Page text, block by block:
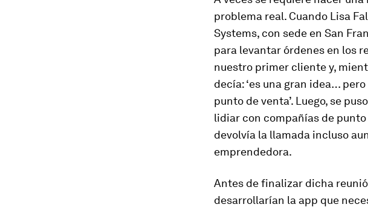
problema real. Cuando Lisa
Systems, con sede en San
para levantar órdenes en los
nuestro primer cliente y,
decía: ‘es una gran idea…
punto de venta’. Luego, se
lidiar con compañías de
devolvía la llamada incluso
emprendedora.
Antes de finalizar dicha
desarrollarían la app que